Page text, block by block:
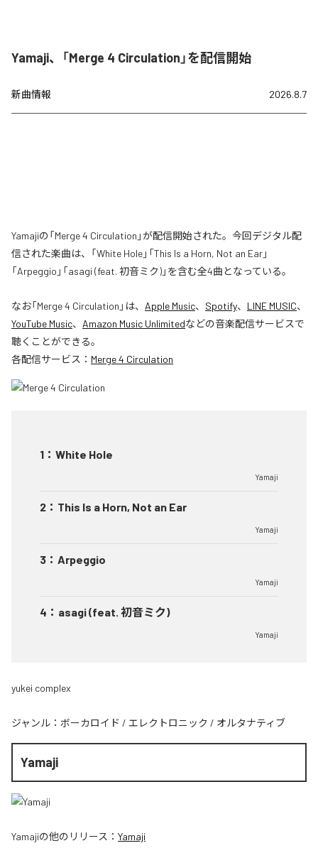
Yamaji、「Merge 4 Circulation」を配信開始
新曲情報 2026.8.7
Yamajiの「Merge 4 Circulation」が配信開始された。今回デジタル配
信された楽曲は、「White Hole」「This Is a Horn, Not an Ear」
「Arpeggio」「asagi (feat. 初音ミク)」を含む全4曲となっている。
なお「Merge 4 Circulation 」は、 Apple Music、 Spotify、 LINE MUSIC、
YouTube Music、 Amazon Music Unlimitedなどの音楽配信サービスで
聴くことができる。
各配信サービス： Merge 4 Circulation
1 ： White Hole
Yamaji
2 ： This Is a Horn, Not an Ear
Yamaji
3 ： Arpeggio
Yamaji
4 ： asagi (feat. 初音ミク)
Yamaji
yukei complex
ジャンル： ボーカロイド / エレクトロニック / オルタナティブ
Yamaji
Yamajiの他のリリース： Yamaji